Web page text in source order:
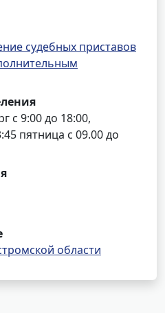
судебных приставов
с 9:00 до 18:00,
пятница с 09.00 до
области